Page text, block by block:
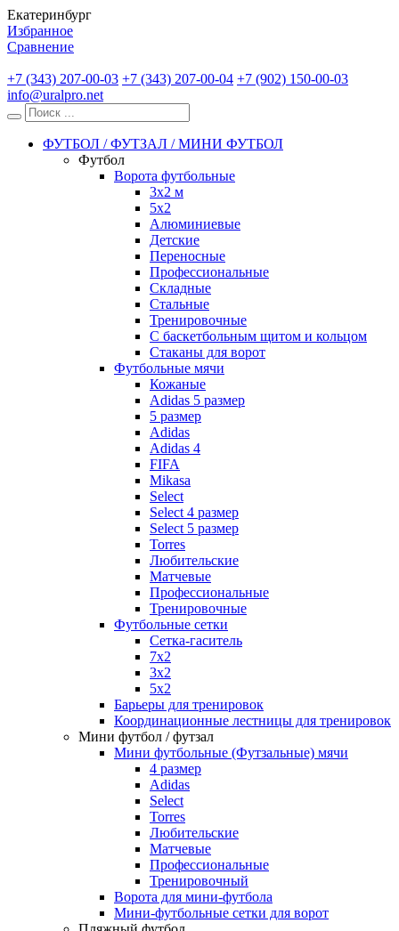
Екатеринбург
Избранное
Сравнение
+7 (343) 207-00-03 +7 (343) 207-00-04 +7 (902) 150-00-03
info@uralpro.net
ФУТБОЛ / ФУТЗАЛ / МИНИ ФУТБОЛ
Футбол
Ворота футбольные
3х2 м
5х2
Алюминиевые
Детские
Переносные
Профессиональные
Складные
Стальные
Тренировочные
С баскетбольным щитом и кольцом
Стаканы для ворот
Футбольные мячи
Кожаные
Adidas 5 размер
5 размер
Adidas
Adidas 4
FIFA
Mikasa
Select
Select 4 размер
Select 5 размер
Torres
Любительские
Матчевые
Профессиональные
Тренировочные
Футбольные сетки
Сетка-гаситель
7x2
3х2
5х2
Барьеры для тренировок
Координационные лестницы для тренировок
Мини футбол / футзал
Мини футбольные (Футзальные) мячи
4 размер
Adidas
Select
Torres
Любительские
Матчевые
Профессиональные
Тренировочный
Ворота для мини-футбола
Мини-футбольные сетки для ворот